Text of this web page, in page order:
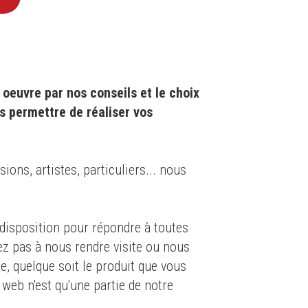
par nos conseils et le choix
permettre de réaliser vos
artistes, particuliers... nous
pour répondre à toutes
pas à nous rendre visite ou nous
quelque soit le produit que vous
n'est qu'une partie de notre